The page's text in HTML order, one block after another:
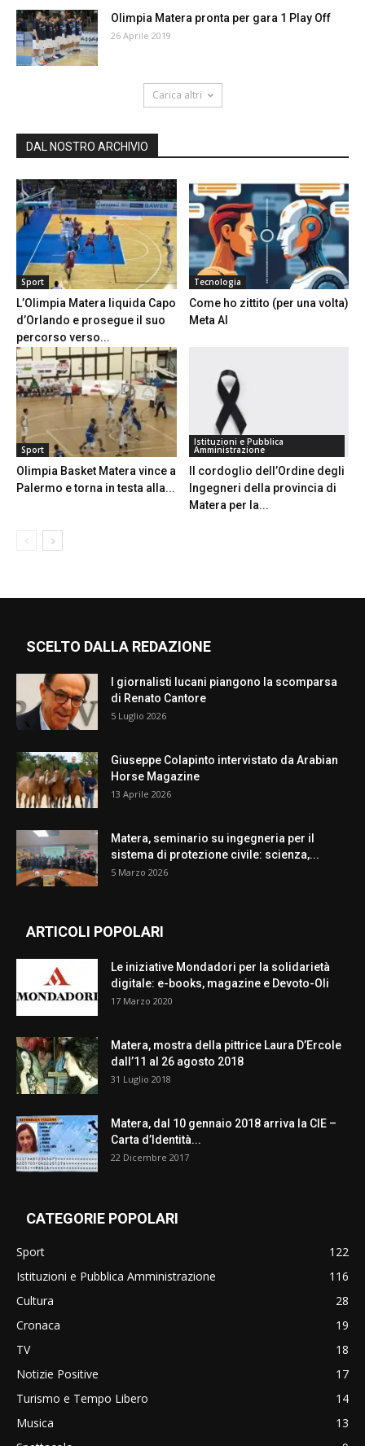
Olimpia Matera pronta per gara 1 Play Off
26 Aprile 2019
Carica altri
DAL NOSTRO ARCHIVIO
Sport
L’Olimpia Matera liquida Capo
d’Orlando e prosegue il suo
percorso verso...
Tecnologia
Come ho zittito (per una volta)
Meta AI
Sport
Olimpia Basket Matera vince a
Palermo e torna in testa alla...
Istituzioni e Pubblica
Amministrazione
Il cordoglio dell’Ordine degli
Ingegneri della provincia di
Matera per la...
SCELTO DALLA REDAZIONE
I giornalisti lucani piangono la scomparsa
di Renato Cantore
5 Luglio 2026
Giuseppe Colapinto intervistato da Arabian
Horse Magazine
13 Aprile 2026
Matera, seminario su ingegneria per il
sistema di protezione civile: scienza,...
5 Marzo 2026
ARTICOLI POPOLARI
Le iniziative Mondadori per la solidarietà
digitale: e-books, magazine e Devoto-Oli
17 Marzo 2020
Matera, mostra della pittrice Laura D’Ercole
dall’11 al 26 agosto 2018
31 Luglio 2018
Matera, dal 10 gennaio 2018 arriva la CIE –
Carta d’Identità...
22 Dicembre 2017
CATEGORIE POPOLARI
Sport
122
Istituzioni e Pubblica Amministrazione
116
Cultura
28
Cronaca
19
TV
18
Notizie Positive
17
Turismo e Tempo Libero
14
Musica
13